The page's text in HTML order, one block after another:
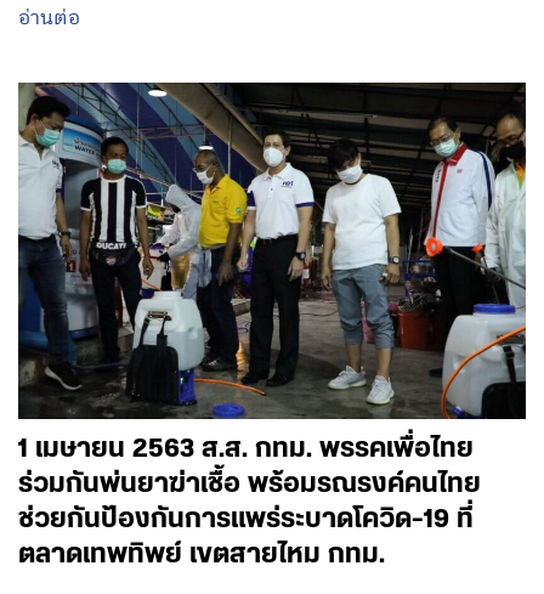
อ่านต่อ
1 เมษายน 2563 ส.ส. กทม. พรรคเพื่อไทย
ร่วมกันพ่นยาฆ่าเชื้อ พร้อมรณรงค์คนไทย
ช่วยกันป้องกันการแพร่ระบาดโควิด-19 ที่
ตลาดเทพทิพย์ เขตสายไหม กทม.